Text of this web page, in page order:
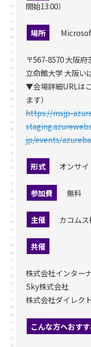
開始13:00）
場所
〒567-8570 大阪
立命館大学 大阪い
▼会場詳細URLは
ます）
https://msjp-
jp/events/
形式 オンサイ
参加費 無
主催 カコム
共催
株式会社インター
Sky株式会社
株式会社ダイレク
こんな方へおす